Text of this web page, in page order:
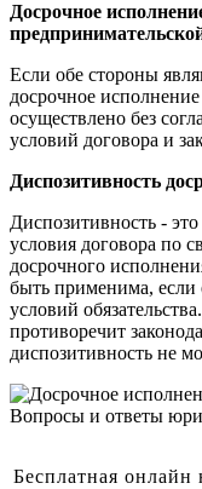
Досрочное
Если обе стороны
досрочное
осуществлено без
условий договора и
Диспозитивность
Диспозитивность -
условия договора по
досрочного
быть применима, если
условий
противоречит
диспозитивность не
Вопросы и ответы
Бесплатная онлайн